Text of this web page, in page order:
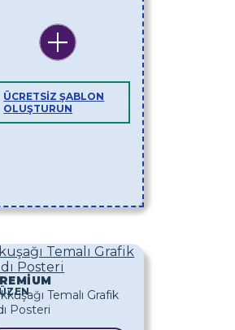
ÜCRETSIZ ŞABLON
OLUŞTURUN
Temalı Grafik
Posteri